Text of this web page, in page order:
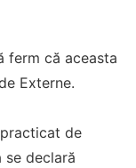
ferm că aceasta
Externe.
de
se declară